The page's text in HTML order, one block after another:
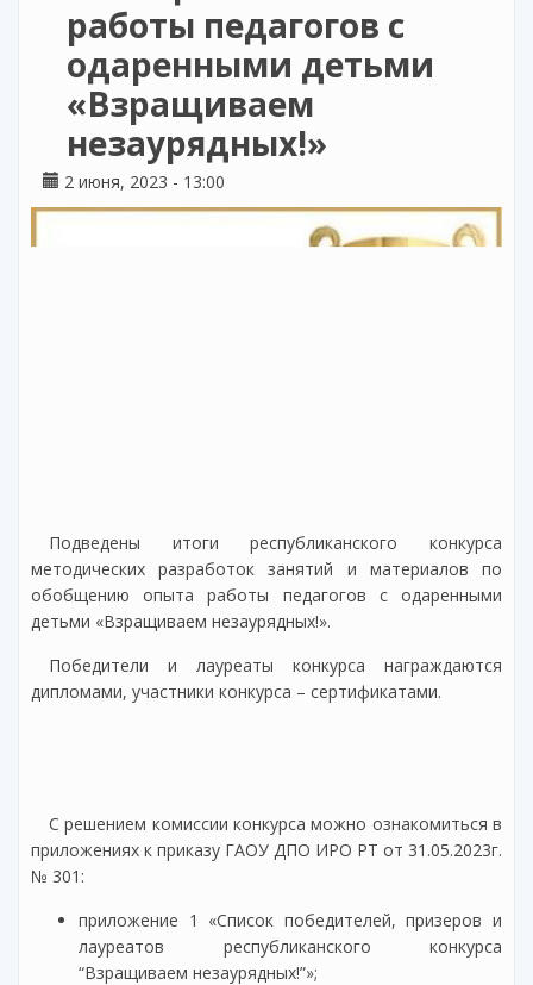
работы педагогов с
одаренными детьми
«Взращиваем
незаурядных!»
2 июня, 2023 - 13:00
Подведены итоги республиканского конкурса
методических разработок занятий и материалов по
обобщению опыта работы педагогов с одаренными
детьми «Взращиваем незаурядных!».
Победители и лауреаты конкурса награждаются
дипломами, участники конкурса – сертификатами.
С решением комиссии конкурса можно ознакомиться в
приложениях к приказу ГАОУ ДПО ИРО РТ от 31.05.2023г.
№ 301:
приложение 1 «Список победителей, призеров и
лауреатов республиканского конкурса
“Взращиваем незаурядных!”»;